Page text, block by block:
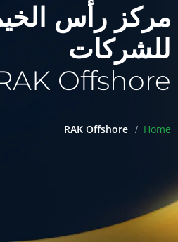
مركز رأس
للشركات
Offshore
Home
RAK Offshore